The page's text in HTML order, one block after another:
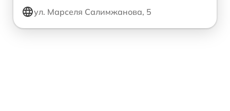
ул. Марселя Салимжанова, 5